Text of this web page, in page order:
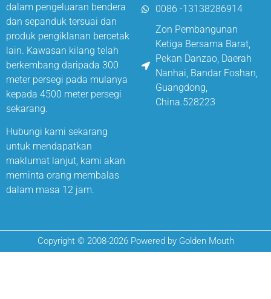
dalam pengeluaran bendera
dan sepanduk tersuai dan
produk pengiklanan bercetak
lain. Kawasan kilang telah
berkembang daripada 300
meter persegi pada mulanya
kepada 4500 meter persegi
sekarang.
Hubungi kami sekarang
untuk mendapatkan
maklumat lanjut, kami akan
meminta orang membalas
dalam masa 12 jam.
0086 -13138286914
Zon Pembangunan
Ketiga Bersama Barat,
Pekan Danzao, Daerah
Nanhai, Bandar Foshan,
Guangdong,
China.528223
Copyright © 2008-2026 Powered by Golden Mouth